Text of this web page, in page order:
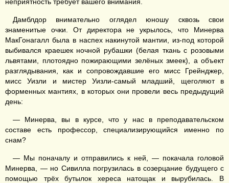
Дамблдор внимательно оглядел юношу сквозь свои
знаменитые очки. От директора не укрылось, что Минерва
МакГонагалл была в наспех накинутой мантии, из-под которой
выбивался краешек ночной рубашки (белая ткань с розовыми
львятами, плотоядно пожирающими зелёных змеек), а объект
разглядывания, как и сопровождавшие его мисс Грейнджер,
мисс Уизли и мистер Уизли-самый младший, щеголяют в
форменных мантиях, в которых они провели весь предыдущий
день:
— Минерва, вы в курсе, что у нас в преподавательском
составе есть профессор, специализирующийся именно по
снам?
— Мы поначалу и отправились к ней, — покачала головой
Минерва, — но Сивилла погрузилась в созерцание будущего с
помощью трёх бутылок хереса натощак и вырубилась. В